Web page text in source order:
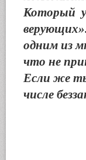
Который
одним из
что не
Если же
числе